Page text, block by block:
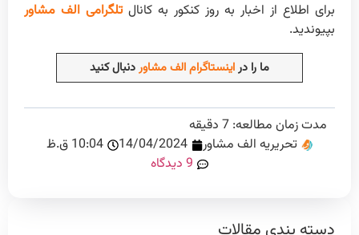
برای اطلاع از اخبار به روز کنکور به کانالتلگرامی الف مشاور
بپیوندید.
ما را دراینستاگرام الف مشاوردنبال کنید
مدت زمان مطالعه: 7 دقیقه
تحریریه الف مشاور
14/04/2024
10:04 ق.ظ
9 دیدگاه